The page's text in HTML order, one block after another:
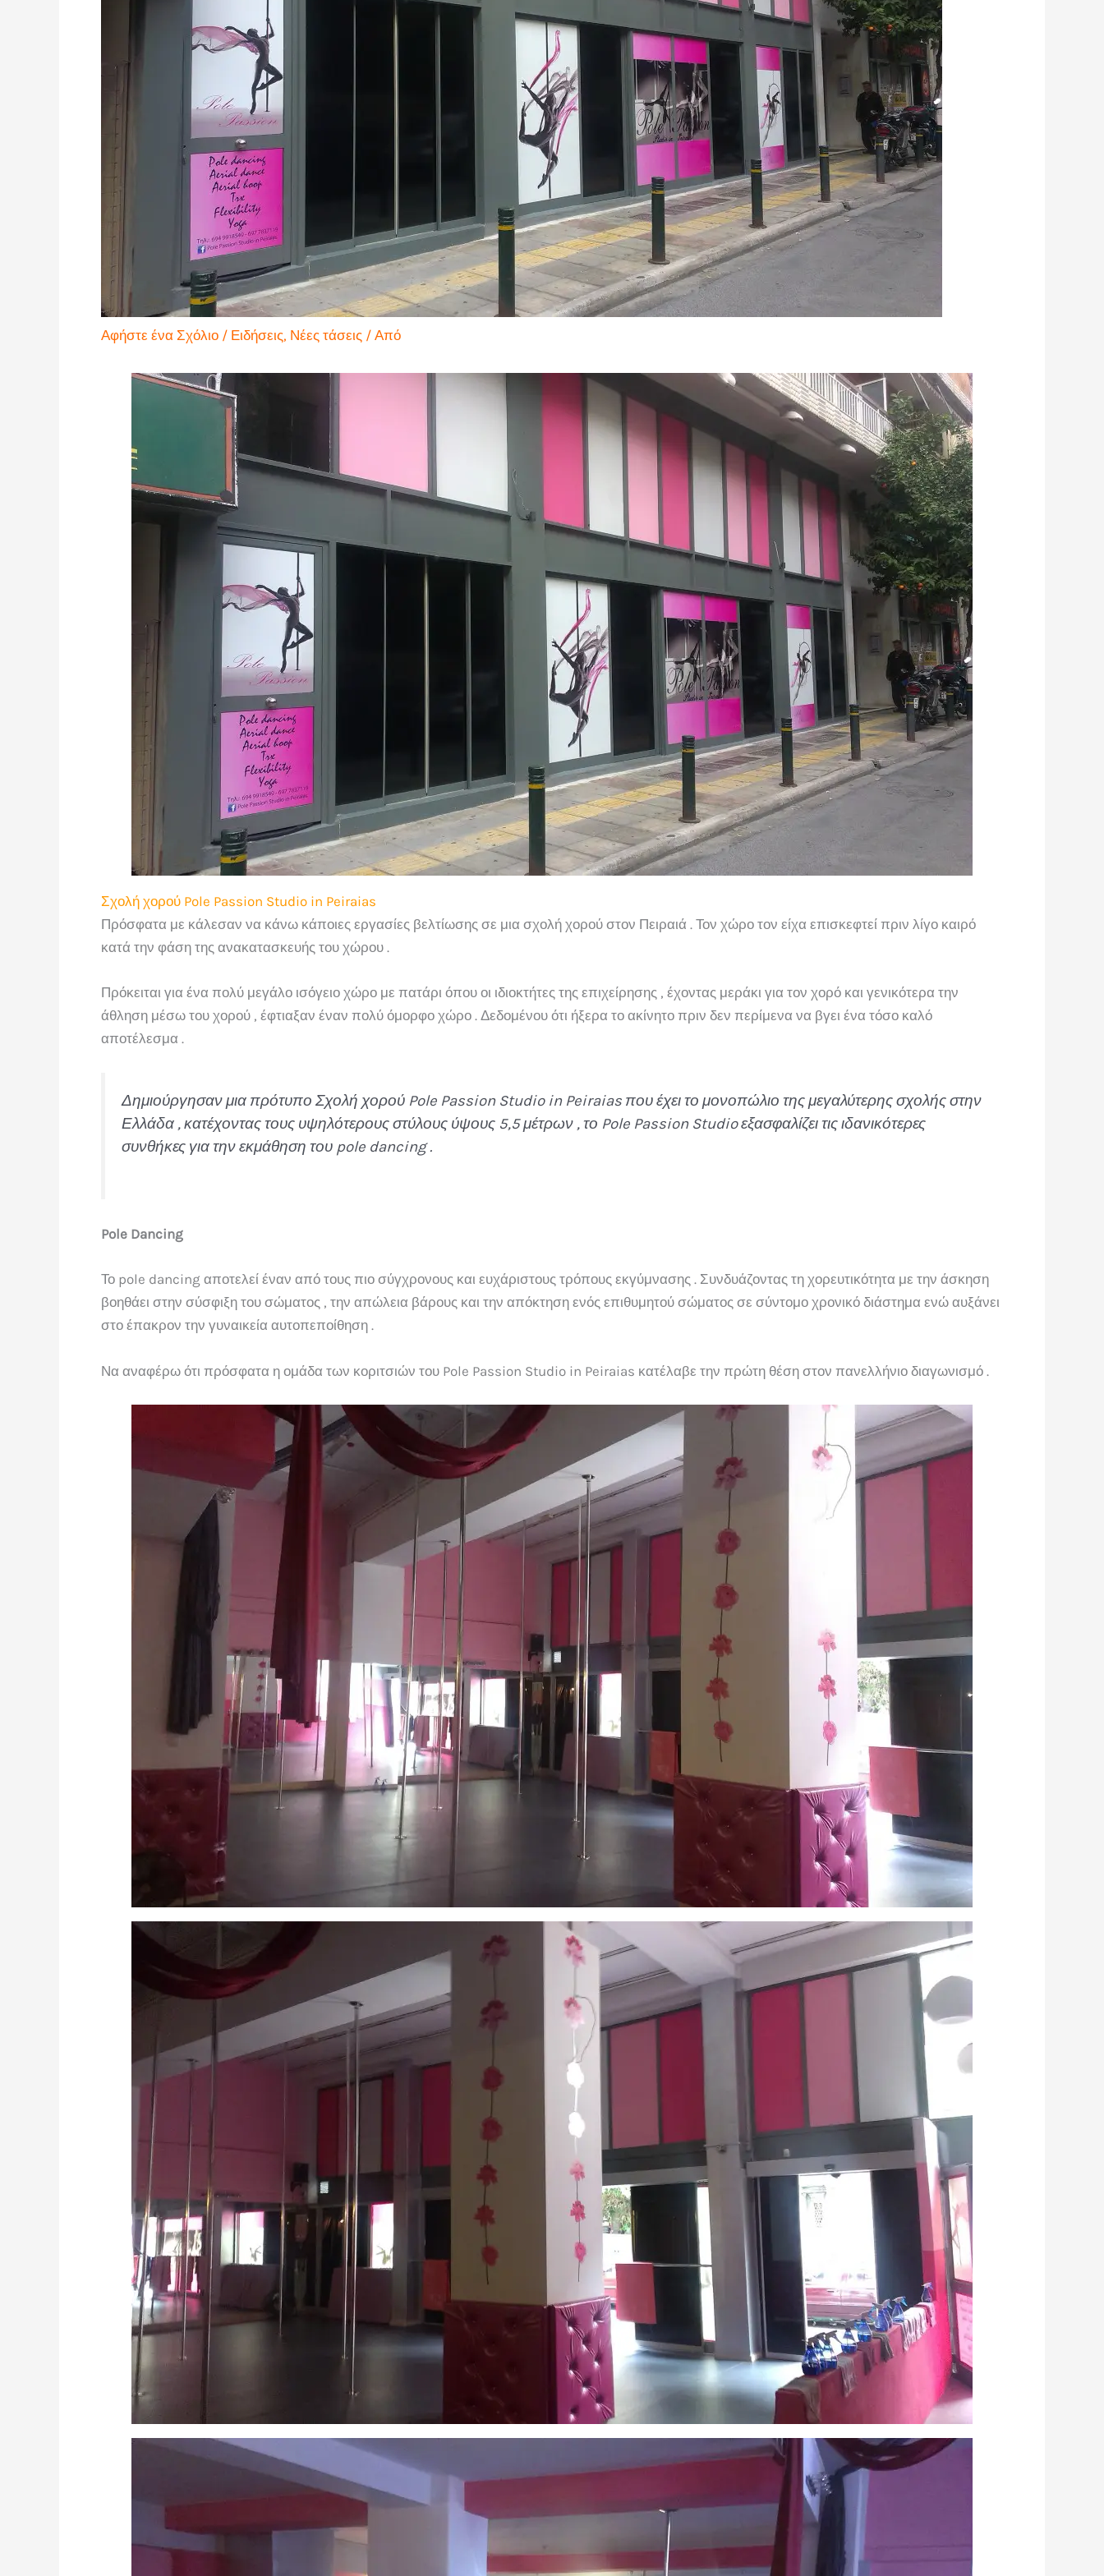
Αφήστε ένα Σχόλιο / Ειδήσεις, Νέες τάσεις / Από
Σχολή χορού Pole Passion Studio in Peiraias
Πρόσφατα με κάλεσαν να κάνω κάποιες εργασίες βελτίωσης σε μια σχολή χορού στον Πειραιά . Τον χώρο τον είχα επισκεφτεί πριν λίγο καιρό
κατά την φάση της ανακατασκευής του χώρου .
Πρόκειται για ένα πολύ μεγάλο ισόγειο χώρο με πατάρι όπου οι ιδιοκτήτες της επιχείρησης , έχοντας μεράκι για τον χορό και γενικότερα την
άθληση μέσω του χορού , έφτιαξαν έναν πολύ όμορφο χώρο . Δεδομένου ότι ήξερα το ακίνητο πριν δεν περίμενα να βγει ένα τόσο καλό
αποτέλεσμα .
Δημιούργησαν μια πρότυπο Σχολή χορού Pole Passion Studio in Peiraias που έχει το μονοπώλιο της μεγαλύτερης σχολής στην
Ελλάδα , κατέχοντας τους υψηλότερους στύλους ύψους 5,5 μέτρων , το Pole Passion Studio εξασφαλίζει τις ιδανικότερες
συνθήκες για την εκμάθηση του pole dancing .
Pole Dancing
Το pole dancing αποτελεί έναν από τους πιο σύγχρονους και ευχάριστους τρόπους εκγύμνασης . Συνδυάζοντας τη χορευτικότητα με την άσκηση
βοηθάει στην σύσφιξη του σώματος , την απώλεια βάρους και την απόκτηση ενός επιθυμητού σώματος σε σύντομο χρονικό διάστημα ενώ αυξάνει
στο έπακρον την γυναικεία αυτοπεποίθηση .
Να αναφέρω ότι πρόσφατα η ομάδα των κοριτσιών του Pole Passion Studio in Peiraias κατέλαβε την πρώτη θέση στον πανελλήνιο διαγωνισμό .